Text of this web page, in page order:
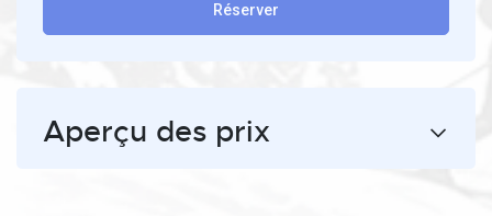
Réserver
Aperçu des prix